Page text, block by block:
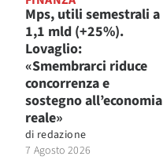
Mps, utili semestrali a
1,1 mld (+25%).
Lovaglio:
«Smembrarci riduce
concorrenza e
sostegno all’economia
reale»
di redazione
7 Agosto 2026